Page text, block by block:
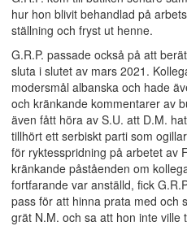
hur hon blivit behandlad på
ställning och fryst ut henne.
G.R.P. passade också på att
sluta i slutet av mars 2021.
modersmål albanska och hade
och kränkande kommentarer av
även fått höra av S.U. att D.M.
tillhört ett serbiskt parti som
för ryktesspridning på arbetet av
kränkande påståenden om
fortfarande var anställd, fick
pass för att hinna prata med och
grät N.M. och sa att hon inte ville